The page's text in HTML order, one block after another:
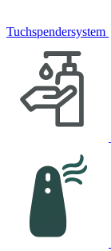
Tuchspendersystem